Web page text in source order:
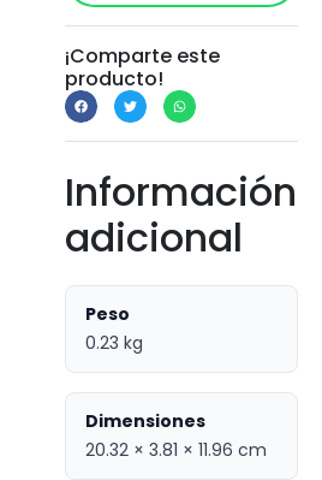
¡Comparte este
producto!
Información
adicional
Peso
0.23 kg
Dimensiones
20.32 × 3.81 × 11.96 cm